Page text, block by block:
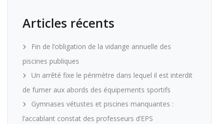
Articles récents
Fin de l’obligation de la vidange annuelle des
piscines publiques
Un arrêté fixe le périmètre dans lequel il est interdit
de fumer aux abords des équipements sportifs
Gymnases vétustes et piscines manquantes :
l’accablant constat des professeurs d’EPS